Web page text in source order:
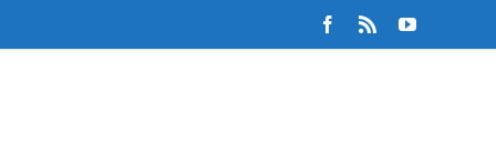
Facebook
Rss YouTube